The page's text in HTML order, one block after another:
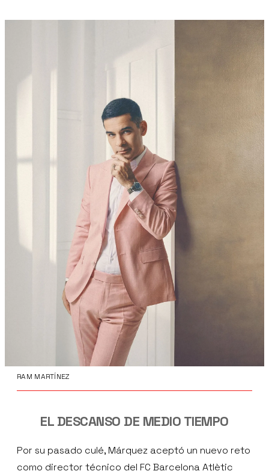
RAM MARTÍNEZ
EL DESCANSO DE MEDIO TIEMPO
Por su pasado culé, Márquez aceptó un nuevo reto
como director técnico del FC Barcelona Atlètic